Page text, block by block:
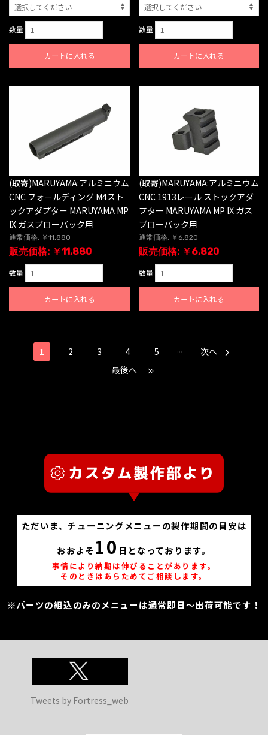
数量
カートに入れる
数量
カートに入れる
(取寄)MARUYAMA:アルミニウム
CNC フォールディング M4スト
ックアダプター MARUYAMA MP
IX ガスブローバック用
通常価格: ￥11,880
販売価格: ￥11,880
数量
カートに入れる
(取寄)MARUYAMA:アルミニウム
CNC 1913レール ストックアダ
プター MARUYAMA MP IX ガス
ブローバック用
通常価格: ￥6,820
販売価格: ￥6,820
数量
カートに入れる
1 2 3 4 5 ...
次へ
最後へ
ただいま、チューニングメニューの製作期間の目安は
おおよそ 10 日となっております。
事情により納期は伸びることがあります。
そのときはあらためてご相談します。
※パーツの組込のみのメニューは通常即日～出荷可能です！
Tweets by Fortress_web